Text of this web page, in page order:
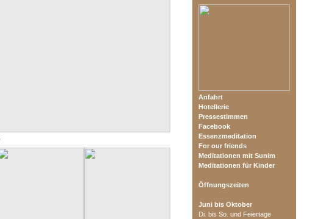
Anfahrt
Hotellerie
Pressestimmen
Facebook
Essenzmeditation
For our friends
Meditationen mit Sunim
Meditationen für Kinder
Öffnungszeiten
Juni bis Oktober
Di. bis So. und Feiertage